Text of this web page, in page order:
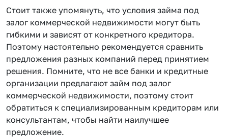
Стоит также упомянуть, что условия займа под
залог коммерческой недвижимости могут быть
гибкими и зависят от конкретного кредитора.
Поэтому настоятельно рекомендуется сравнить
предложения разных компаний перед принятием
решения. Помните, что не все банки и кредитные
организации предлагают займ под залог
коммерческой недвижимости, поэтому стоит
обратиться к специализированным кредиторам или
консультантам, чтобы найти наилучшее
предложение.